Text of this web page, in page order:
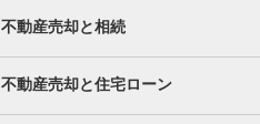
不動産売却と相続
不動産売却と住宅ローン